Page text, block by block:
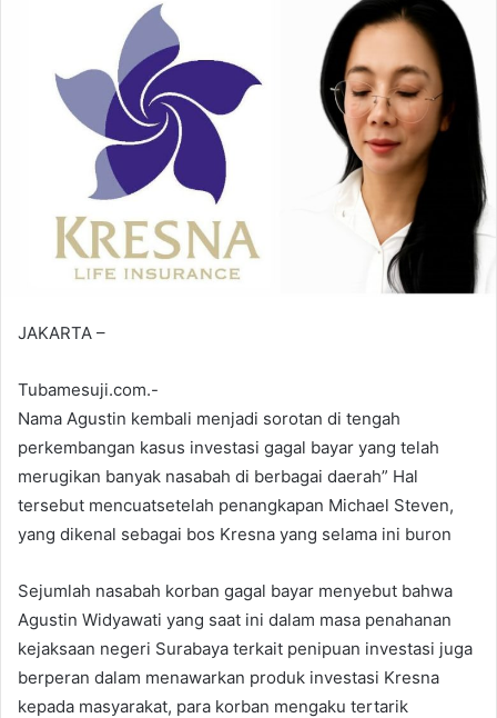
JAKARTA –
Tubamesuji.com.-
Nama Agustin kembali menjadi sorotan di tengah
perkembangan kasus investasi gagal bayar yang telah
merugikan banyak nasabah di berbagai daerah” Hal
tersebut mencuatsetelah penangkapan Michael Steven,
yang dikenal sebagai bos Kresna yang selama ini buron
Sejumlah nasabah korban gagal bayar menyebut bahwa
Agustin Widyawati yang saat ini dalam masa penahanan
kejaksaan negeri Surabaya terkait penipuan investasi juga
berperan dalam menawarkan produk investasi Kresna
kepada masyarakat, para korban mengaku tertarik